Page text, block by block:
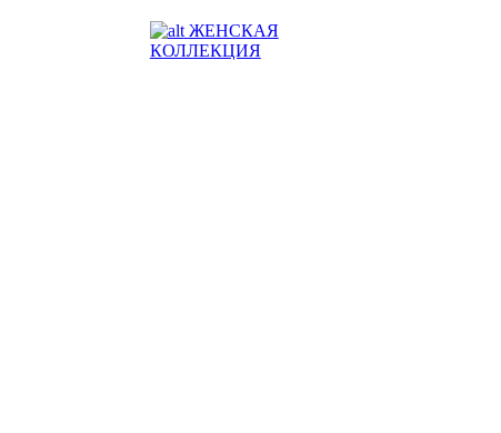
ЖЕНСКАЯ
КОЛЛЕКЦИЯ